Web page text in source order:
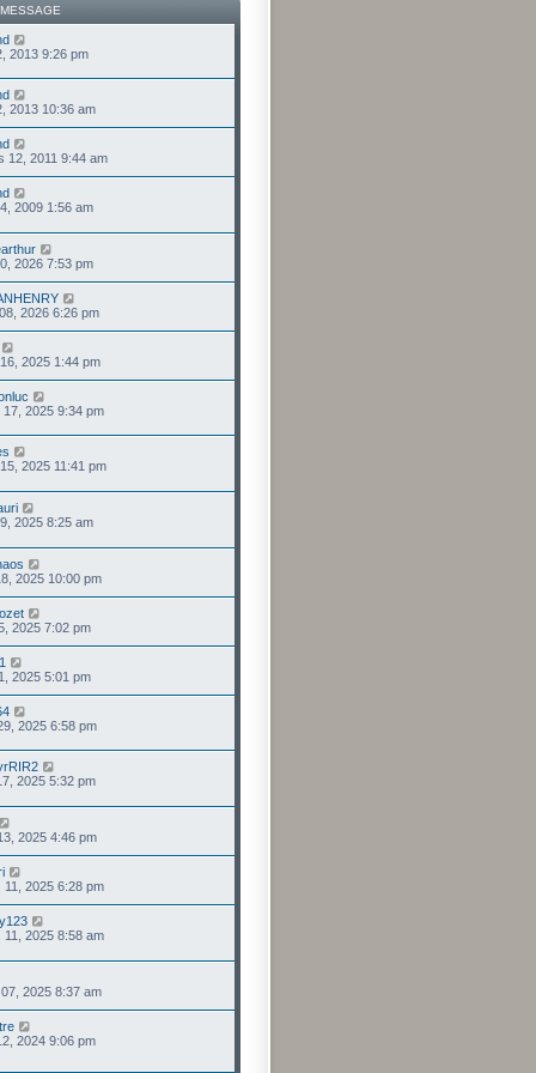
2013 9:26 pm
2013 10:36 am
12, 2011 9:44 am
2009 1:56 am
2026 7:53 pm
2026 6:26 pm
2025 1:44 pm
17, 2025 9:34 pm
2025 11:41 pm
2025 8:25 am
2025 10:00 pm
2025 7:02 pm
2025 5:01 pm
2025 6:58 pm
2025 5:32 pm
2025 4:46 pm
11, 2025 6:28 pm
11, 2025 8:58 am
2025 8:37 am
2024 9:06 pm